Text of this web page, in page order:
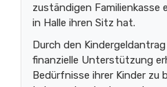
zuständigen Familienkasse
in Halle ihren Sitz hat.
Durch den
finanzielle Unterstützung
Bedürfnisse ihrer Kinder zu